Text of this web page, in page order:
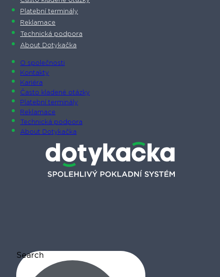
Platební terminály
Reklamace
Technická podpora
About Dotykačka
O společnosti
Kontakty
Kariéra
Často kladené otázky
Platební terminály
Reklamace
Technická podpora
About Dotykačka
Search